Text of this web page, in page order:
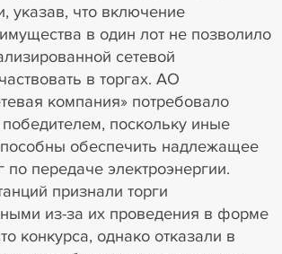
указав, что включение
в один лот не позволило
сетевой
в торгах. АО
компания» потребовало
поскольку иные
обеспечить надлежащее
по передаче электроэнергии.
признали торги
из-за их проведения в форме
конкурса, однако отказали в